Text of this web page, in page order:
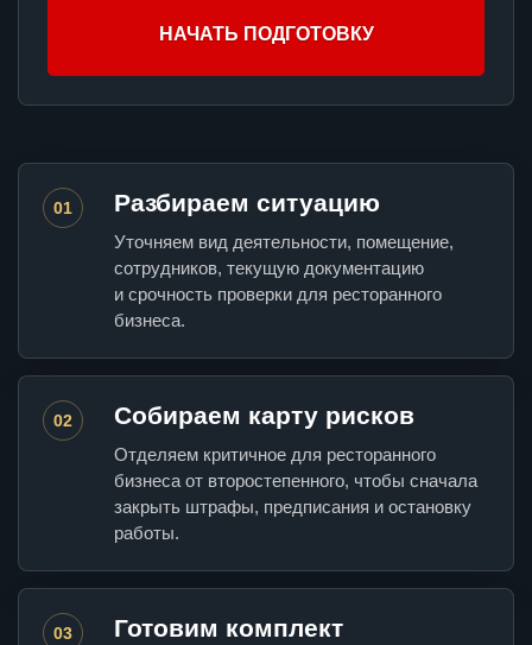
НАЧАТЬ ПОДГОТОВКУ
01 Разбираем ситуацию
Уточняем вид деятельности, помещение,
сотрудников, текущую документацию
и срочность проверки для ресторанного
бизнеса.
02 Собираем карту рисков
Отделяем критичное для ресторанного
бизнеса от второстепенного, чтобы сначала
закрыть штрафы, предписания и остановку
работы.
03 Готовим комплект